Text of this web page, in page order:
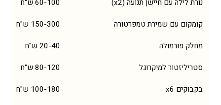
נורת לילה עם חיישן תנועה (x2)
60-100 ש"ח
קומקום עם שמירת טמפרטורה
150-300 ש"ח
מחלק פורמולה
20-40 ש"ח
סטריליזטור למיקרוגל
80-120 ש"ח
בקבוקים x6
100-180 ש"ח